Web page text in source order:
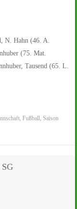
N. Hahn (46. A.
(75. Mat.
Tausend (65. L.
,Fußball Saison